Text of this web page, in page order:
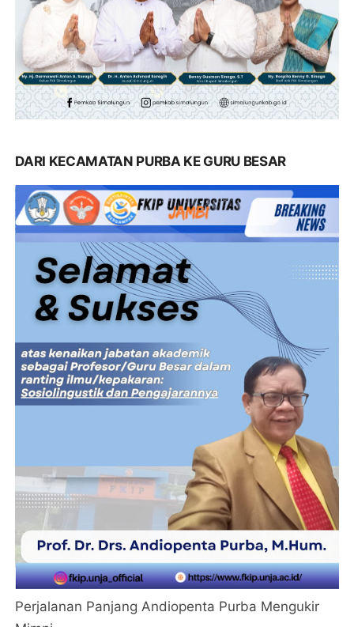
DARI KECAMATAN PURBA KE GURU BESAR
Perjalanan Panjang Andiopenta Purba Mengukir